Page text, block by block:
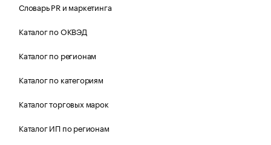
Словарь PR и маркетинга
Каталог по ОКВЭД
Каталог по регионам
Каталог по категориям
Каталог торговых марок
Каталог ИП по регионам